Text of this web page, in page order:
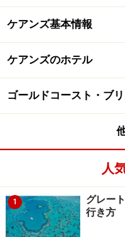
マリンスポーツを
朝のビーチウォーキ
さくに声をかけられ
で、サンダルを脱い
ケアンズ基本情報
ケアンズのホテル
ゴールドコースト・ブ
人
1
グレー
行き方